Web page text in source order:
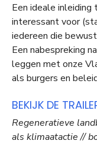
Een ideale
interessant voor
iedereen die
Een nabespreking
leggen met onze
als burgers en
BEKIJK DE
Regeneratieve
als klimaatactie //